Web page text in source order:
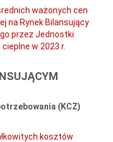
ważonych cen
na Rynek Bilansujący
przez Jednostki
w 2023 r.
(KCZ)
kosztów